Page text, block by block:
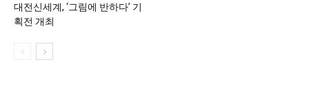
대전신세계, ‘그림에 반하다’ 기
획전 개최